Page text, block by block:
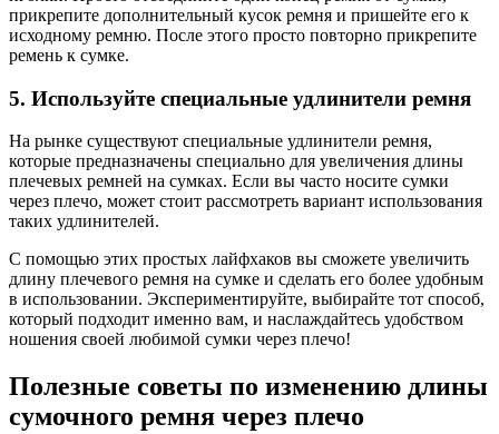
прикрепите дополнительный кусок ремня и пришейте его к
исходному ремню. После этого просто повторно прикрепите
ремень к сумке.
5. Используйте специальные удлинители ремня
На рынке существуют специальные удлинители ремня,
которые предназначены специально для увеличения длины
плечевых ремней на сумках. Если вы часто носите сумки
через плечо, может стоит рассмотреть вариант использования
таких удлинителей.
С помощью этих простых лайфхаков вы сможете увеличить
длину плечевого ремня на сумке и сделать его более удобным
в использовании. Экспериментируйте, выбирайте тот способ,
который подходит именно вам, и наслаждайтесь удобством
ношения своей любимой сумки через плечо!
Полезные советы по изменению длины
сумочного ремня через плечо